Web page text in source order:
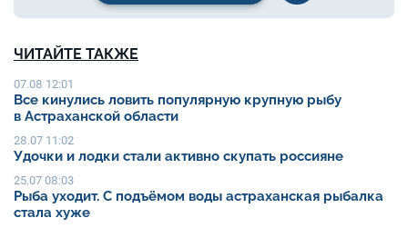
ЧИТАЙТЕ ТАКЖЕ
07.08 12:01
Все кинулись ловить популярную крупную рыбу
в Астраханской области
28.07 11:02
Удочки и лодки стали активно скупать россияне
25.07 08:03
Рыба уходит. С подъёмом воды астраханская рыбалка
стала хуже